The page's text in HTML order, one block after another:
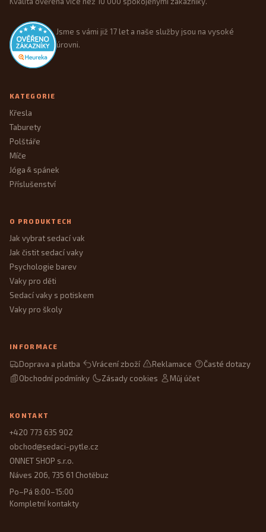
Jsme s vámi již 17 let a naše služby jsou na vysoké
úrovni.
KATEGORIE
Křesla
Taburety
Polštáře
Míče
Jóga&spánek
Příslušenství
O PRODUKTECH
Jak vybrat sedací vak
Jak čistit sedací vaky
Psychologie barev
Vaky pro děti
Sedací vaky s potiskem
Vaky pro školy
INFORMACE
Doprava a platba Vrácení zboží Reklamace
Časté dotazy
Obchodní podmínky
Zásady cookies Můj účet
KONTAKT
+420 773 635 902
obchod@sedaci-pytle.cz
ONNET SHOP s.r.o.
Náves 206, 735 61 Chotěbuz
Po–Pá 8:00–15:00
Kompletní kontakty